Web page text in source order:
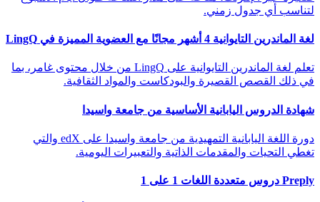
لتناسب أي جدول زمني.
لغة الماندرين التايوانية 4 أشهر مجانًا مع العضوية المميزة في LingQ
تعلم لغة الماندرين التايوانية على LingQ من خلال محتوى غامر، بما
في ذلك القصص القصيرة والبودكاست والمواد الثقافية.
شهادة الدروس اليابانية الأساسية من جامعة واسيدا
دورة اللغة اليابانية التمهيدية من جامعة واسيدا على edX والتي
تغطي التحيات والمقدمات الذاتية والتعبيرات اليومية.
Preply دروس متعددة اللغات 1 على 1